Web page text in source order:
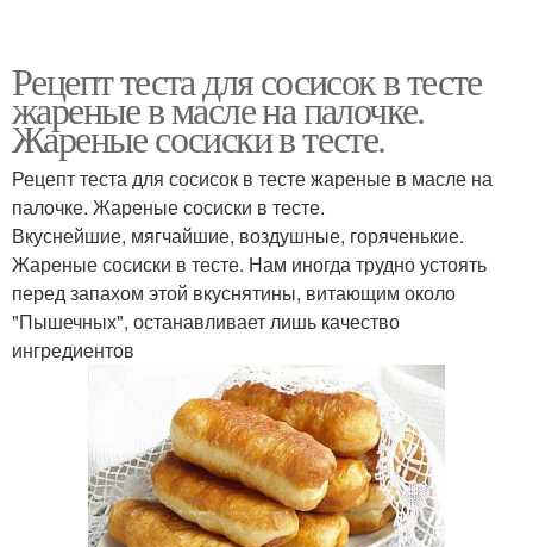
Рецепт теста для сосисок в тесте
жареные в масле на палочке.
Жареные сосиски в тесте.
Рецепт теста для сосисок в тесте жареные в масле на
палочке. Жареные сосиски в тесте.
Вкуснейшие, мягчайшие, воздушные, горяченькие.
Жареные сосиски в тесте. Нам иногда трудно устоять
перед запахом этой вкуснятины, витающим около
"Пышечных", останавливает лишь качество
ингредиентов